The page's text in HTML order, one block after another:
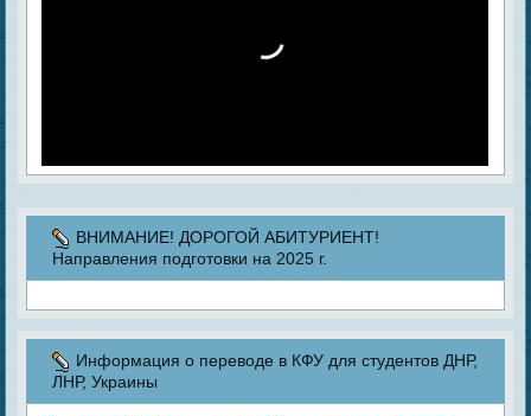
ВНИМАНИЕ! ДОРОГОЙ АБИТУРИЕНТ!
Направления подготовки на 2025 г.
Информация о переводе в КФУ для студентов ДНР,
ЛНР, Украины